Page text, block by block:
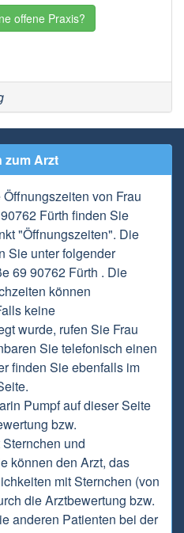
offene Praxis?
zum Arzt
von Frau
Fürth finden Sie
"Öffnungszeiten". Die
Sie unter folgender
69 90762 Fürth . Die
können
keine
wurde, rufen Sie Frau
Sie telefonisch einen
finden Sie ebenfalls im
Pumpf auf dieser Seite
bzw.
und
können den Arzt, das
mit Sternchen (von
die Arztbewertung bzw.
anderen Patienten bei der